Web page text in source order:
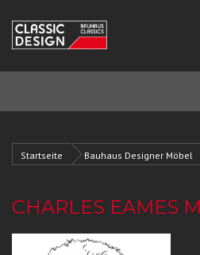
Startseite Bauhaus Designer Möbel
CHARLES EAMES